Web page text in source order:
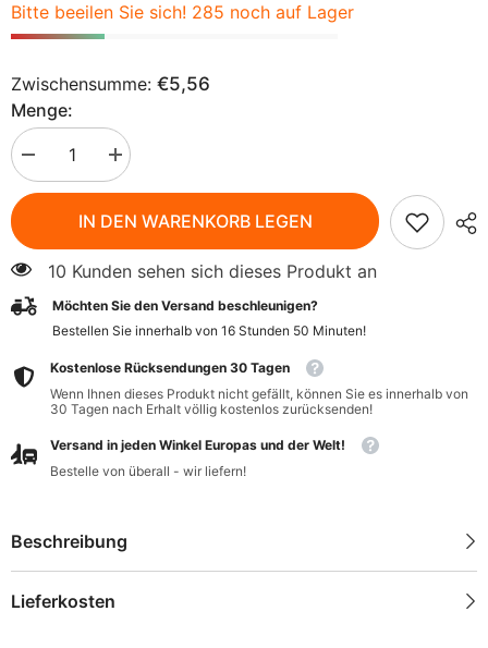
Bitte beeilen Sie sich! 285 noch auf Lager
Zwischensumme: €5,56
Menge:
verringern
für
Rotbuschtee
Teebeutel
BIO
(20
x
15
Menge
erhöhen
für
Rotbuschtee
im
(20
15
g)
-
IN DEN WARENKORB LEGEN
10 Kunden sehen sich dieses Produkt an
Möchten Sie den Versand beschleunigen?
Bestellen Sie innerhalb von 16 Stunden 50 Minuten!
Kostenlose Rücksendungen 30 Tagen
Wenn Ihnen dieses Produkt nicht gefällt, können Sie es innerhalb von
30 Tagen nach Erhalt völlig kostenlos zurücksenden!
Versand in jeden Winkel Europas und der Welt!
Bestelle von überall - wir liefern!
Beschreibung
Lieferkosten